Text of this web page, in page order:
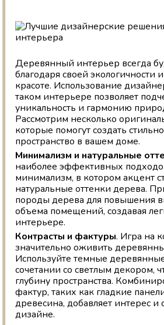
Деревянный интерьер всегда
благодаря своей экологичности
красоте. Использование
таком интерьере позволяет
уникальность и гармонию
Рассмотрим несколько
которые помогут создать
пространство в вашем доме.
Минимализм и натуральные
наиболее эффективных
минимализм, в котором акцент
натуральные оттенки дерева.
породы дерева для повышения
объема помещений, создавая
интерьере.
Контрасты и фактуры. Игра на
значительно оживить
Используйте темные
сочетании со светлым декором,
глубину пространства.
фактур, таких как гладкие
древесина, добавляет интерес и
дизайне.